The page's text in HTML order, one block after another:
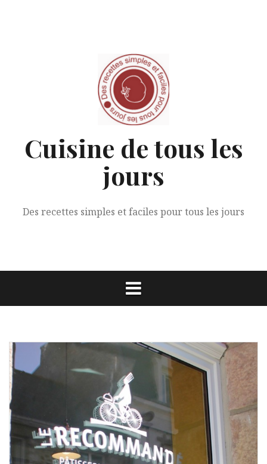
Cuisine de tous les
jours
Des recettes simples et faciles pour tous les jours